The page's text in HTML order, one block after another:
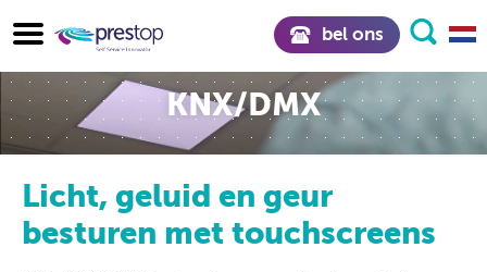
bel ons
KNX/DMX
Licht, geluid en geur
besturen met touchscreens